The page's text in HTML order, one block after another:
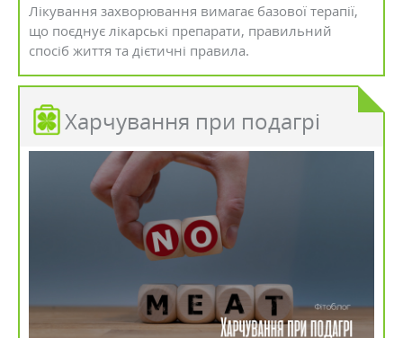
Лікування захворювання вимагає базової терапії,
що поєднує лікарські препарати, правильний
спосіб життя та дієтичні правила.
Харчування при подагрі